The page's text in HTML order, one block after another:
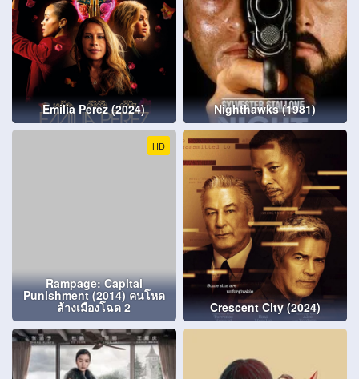
Emilia Perez (2024) Nighthawks (1981)
HD
Rampage: Capital
Punishment (2014) คนโหด
ล้างเมืองโฉด 2 Crescent City (2024)